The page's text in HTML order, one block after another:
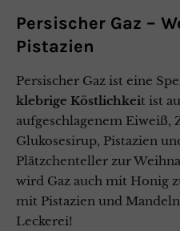
Persischer Gaz –
Pistazien
Persischer Gaz ist eine
klebrige Köstlichkeit ist
aufgeschlagenem Eiweiß,
Glukosesirup, Pistazien
Plätzchenteller zur
wird Gaz auch mit Honig
mit Pistazien und
Leckerei!